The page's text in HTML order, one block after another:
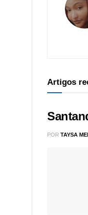
Artigos
POR TAYSA